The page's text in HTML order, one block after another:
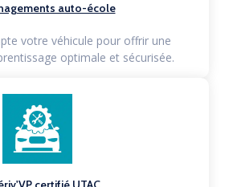
auto-école
votre véhicule pour offrir une
optimale et sécurisée.